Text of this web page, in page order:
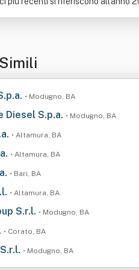
• Modugno, BA
Diesel S.p.a. • Modugno, BA
• Altamura, BA
• Altamura, BA
• Bari, BA
• Altamura, BA
S.r.l. • Modugno, BA
• Corato, BA
• Modugno, BA